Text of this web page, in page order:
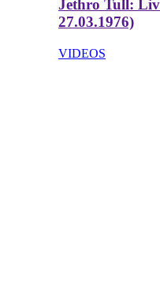
Jethro Tull:
27.03.1976)
VIDEOS